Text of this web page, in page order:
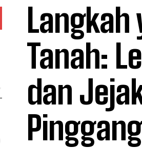
Tanah:
dan
Pinggang